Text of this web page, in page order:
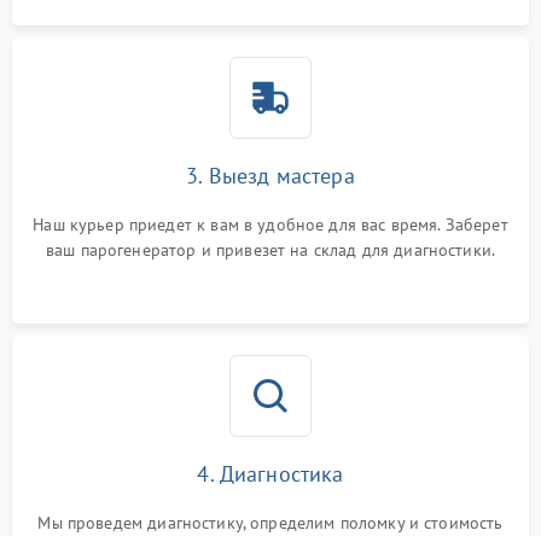
3. Выезд мастера
Наш курьер приедет к вам в удобное для вас время. Заберет
ваш парогенератор и привезет на склад для диагностики.
4. Диагностика
Мы проведем диагностику, определим поломку и стоимость